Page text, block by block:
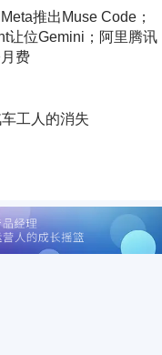
推出Muse Code；
让位Gemini；阿里腾讯
费
工人的消失
©2026 - 人人都是产品经理